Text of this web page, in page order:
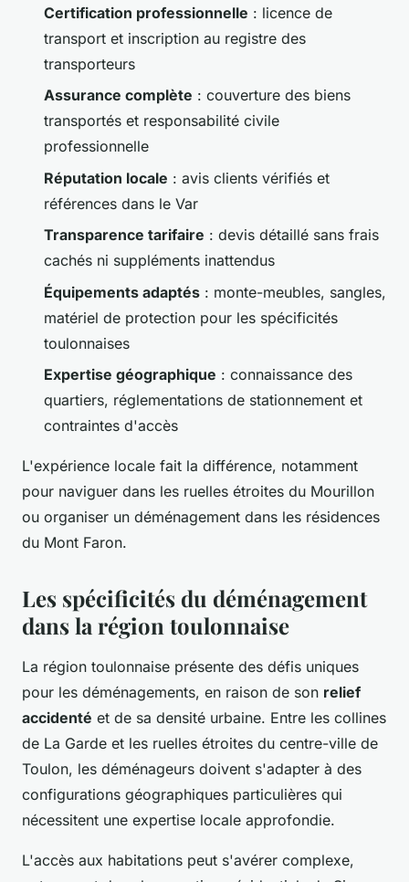
Certification professionnelle : licence de
transport et inscription au registre des
transporteurs
Assurance complète : couverture des biens
transportés et responsabilité civile
professionnelle
Réputation locale : avis clients vérifiés et
références dans le Var
Transparence tarifaire : devis détaillé sans frais
cachés ni suppléments inattendus
Équipements adaptés : monte-meubles, sangles,
matériel de protection pour les spécificités
toulonnaises
Expertise géographique : connaissance des
quartiers, réglementations de stationnement et
contraintes d'accès
L'expérience locale fait la différence, notamment
pour naviguer dans les ruelles étroites du Mourillon
ou organiser un déménagement dans les résidences
du Mont Faron.
Les spécificités du déménagement
dans la région toulonnaise
La région toulonnaise présente des défis uniques
pour les déménagements, en raison de son relief
accidenté et de sa densité urbaine. Entre les collines
de La Garde et les ruelles étroites du centre-ville de
Toulon, les déménageurs doivent s'adapter à des
configurations géographiques particulières qui
nécessitent une expertise locale approfondie.
L'accès aux habitations peut s'avérer complexe,